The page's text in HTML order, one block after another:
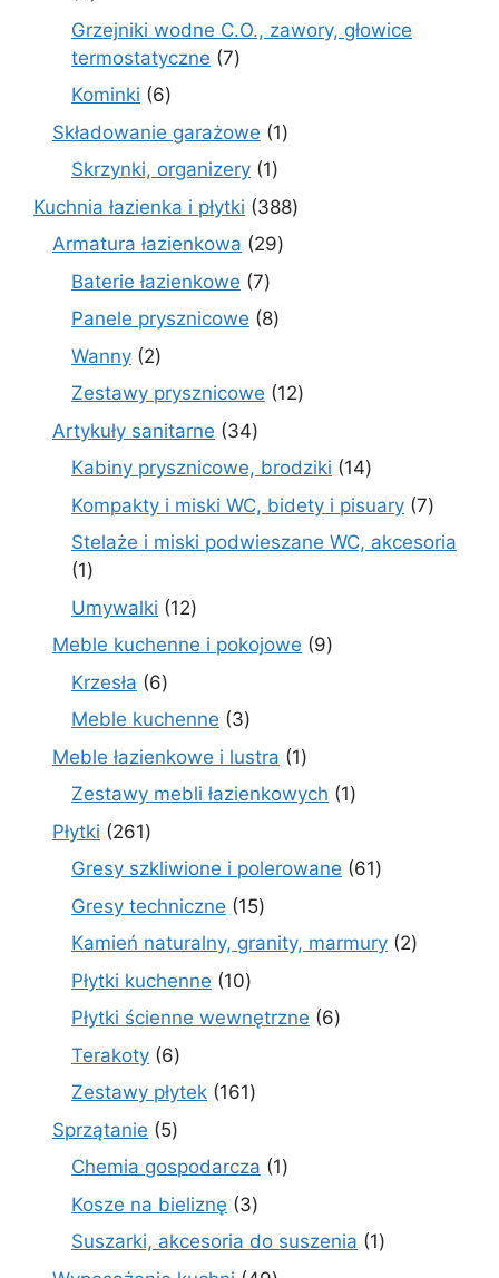
produkty
Grzejniki wodne C.O., zawory, głowice
termostatyczne 77
Kominki 66
produktów
Składowanie garażowe 11
Skrzynki, organizery 11
produkt
Kuchnia łazienka i płytki 388388
Armatura łazienkowa 2929
Baterie łazienkowe 77
produktów
Panele prysznicowe 88
Wanny 22
produkty
Zestawy prysznicowe 1212
Artykuły sanitarne 3434
produkty
Kabiny prysznicowe, brodziki 1414
produktów
Kompakty i miski WC, bidety i pisuary 77
Stelaże i miski podwieszane WC, akcesoria
11
produkt
Umywalki 1212
produktów
Meble kuchenne i pokojowe 99
Krzesła 66
produktów
Meble kuchenne 33
produkty
Meble łazienkowe i lustra 11
produkt
Zestawy mebli łazienkowych 11
Płytki 261261
produktów
Gresy szkliwione i polerowane 6161
Gresy techniczne 1515
produktów
Kamień naturalny, granity, marmury 22
Płytki kuchenne 1010
produktów
Płytki ścienne wewnętrzne 66
Terakoty 66
produktów
Zestawy płytek 161161
Sprzątanie 55
produktów
Chemia gospodarcza 11
Kosze na bieliznę 33
produkty
Suszarki, akcesoria do suszenia 11